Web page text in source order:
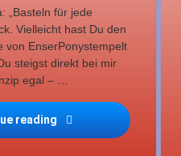
„Basteln für jede
Vielleicht hast Du den
von EnserPonystempelt
steigst direkt bei mir
egal – …
reading Stempelpalast 2022